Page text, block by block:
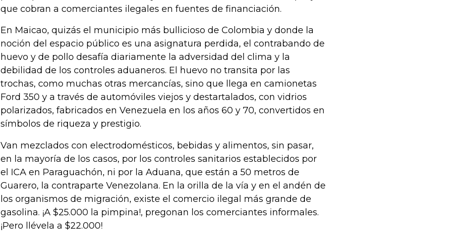
que cobran a comerciantes ilegales en fuentes de financiación.
En Maicao, quizás el municipio más bullicioso de Colombia y donde la
noción del espacio público es una asignatura perdida, el contrabando de
huevo y de pollo desafía diariamente la adversidad del clima y la
debilidad de los controles aduaneros. El huevo no transita por las
trochas, como muchas otras mercancías, sino que llega en camionetas
Ford 350 y a través de automóviles viejos y destartalados, con vidrios
polarizados, fabricados en Venezuela en los años 60 y 70, convertidos en
símbolos de riqueza y prestigio.
Van mezclados con electrodomésticos, bebidas y alimentos, sin pasar,
en la mayoría de los casos, por los controles sanitarios establecidos por
el ICA en Paraguachón, ni por la Aduana, que están a 50 metros de
Guarero, la contraparte Venezolana. En la orilla de la vía y en el andén de
los organismos de migración, existe el comercio ilegal más grande de
gasolina. ¡A $25.000 la pimpina!, pregonan los comerciantes informales.
¡Pero llévela a $22.000!